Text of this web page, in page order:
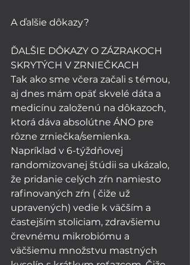
A ďalšie dôkazy?
ĎALŠIE DÔKAZY O ZÁZRAKOCH
SKRYTÝCH V ZRNIEČKACH
Tak ako sme včera začali s témou,
aj dnes mám opäť skvelé dáta a
medicínu založenú na dôkazoch,
ktorá dáva absolútne ÁNO pre
rôzne zrniečka/semienka.
Napríklad v 6-týždňovej
randomizovanej štúdii sa ukázalo,
že pridanie celých zŕn namiesto
rafinovaných zŕn ( čiže už
upravených) vedie k väčším a
častejším stoliciam, zdravšiemu
črevnému mikrobiómu a
väčšiemu množstvu mastných